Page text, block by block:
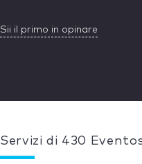
Sii il primo in opinare
Servizi di 430